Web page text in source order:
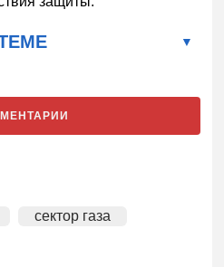
сектор газа